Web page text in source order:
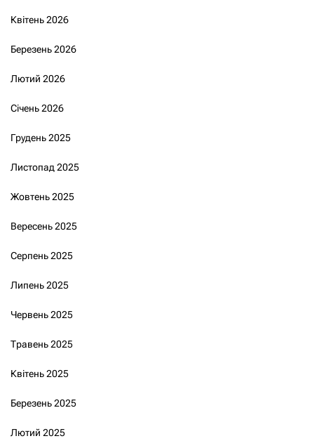
Квітень 2026
Березень 2026
Лютий 2026
Січень 2026
Грудень 2025
Листопад 2025
Жовтень 2025
Вересень 2025
Серпень 2025
Липень 2025
Червень 2025
Травень 2025
Квітень 2025
Березень 2025
Лютий 2025